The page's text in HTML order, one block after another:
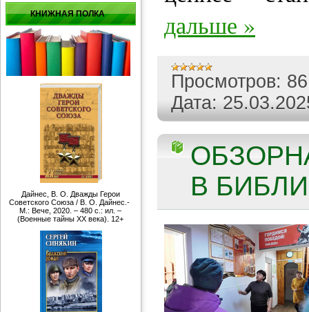
КНИЖНАЯ ПОЛКА
Дайнес, В. О. Дважды Герои
Советского Союза / В. О. Дайнес.-
М.: Вече, 2020. – 480 с.: ил. –
(Военные тайны ХХ века). 12+
дальше »
Просмотров: 86
Дата:
В